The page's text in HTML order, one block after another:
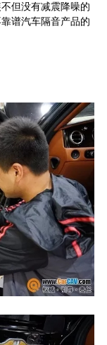
但没有减震降噪的
谱汽车隔音产品的